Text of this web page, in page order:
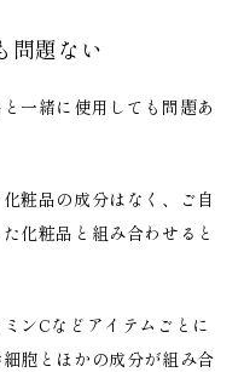
問題ない
一緒に使用しても問題あ
粧品の成分はなく、
ご自
化粧品と組み合わせると
ンCなどアイテムごとに
胞とほかの成分が組み合